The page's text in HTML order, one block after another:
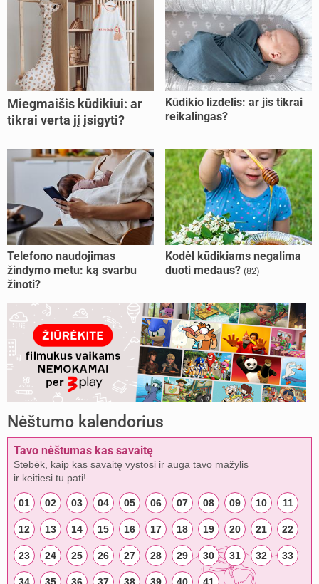
Miegmaišis kūdikiui: ar
tikrai verta jį įsigyti?
Kūdikio lizdelis: ar jis tikrai
reikalingas?
Telefono naudojimas
žindymo metu: ką svarbu
žinoti?
Kodėl kūdikiams negalima
duoti medaus? (82)
Nėštumo kalendorius
Tavo nėštumas kas savaitę
Stebėk, kaip kas savaitę vystosi ir auga tavo mažylis
ir keitiesi tu pati!
01 02 03 04 05 06 07 08 09 10 11
12 13 14 15 16 17 18 19 20 21 22
23 24 25 26 27 28 29 30 31 32 33